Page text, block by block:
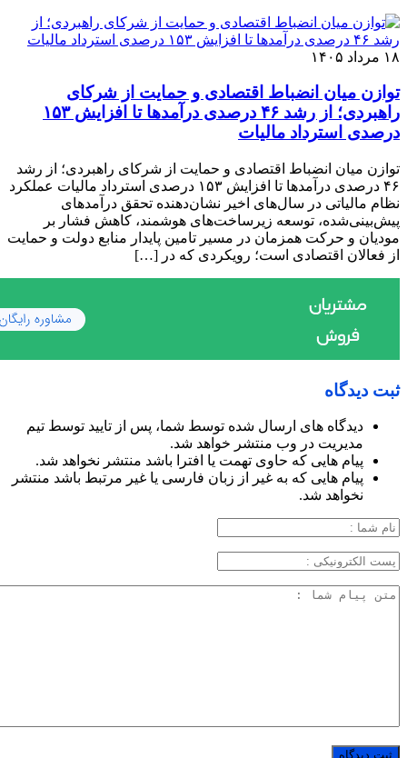
۱۸ مرداد ۱۴۰۵
توازن میان انضباط اقتصادی و حمایت از شرکای
راهبردی؛ از رشد ۴۶ درصدی درآمدها تا افزایش ۱۵۳
درصدی استرداد مالیات
توازن میان انضباط اقتصادی و حمایت از شرکای راهبردی؛ از رشد
۴۶ درصدی درآمدها تا افزایش ۱۵۳ درصدی استرداد مالیات عملکرد
نظام مالیاتی در سال‌های اخیر نشان‌دهنده تحقق درآمدهای
پیش‌بینی‌شده، توسعه زیرساخت‌های هوشمند، کاهش فشار بر
مودیان و حرکت همزمان در مسیر تامین پایدار منابع دولت و حمایت
از فعالان اقتصادی است؛ رویکردی که در […]
ثبت دیدگاه
دیدگاه های ارسال شده توسط شما، پس از تایید توسط تیم
مدیریت در وب منتشر خواهد شد.
پیام هایی که حاوی تهمت یا افترا باشد منتشر نخواهد شد.
پیام هایی که به غیر از زبان فارسی یا غیر مرتبط باشد منتشر
نخواهد شد.